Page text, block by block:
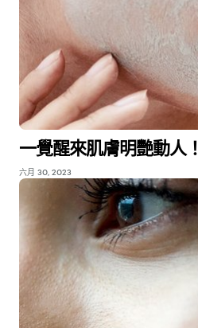
一覺醒來肌膚明艷動人！
六月 30, 2023